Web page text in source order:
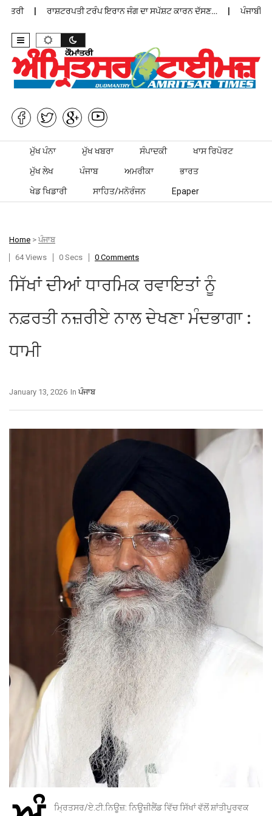
ਰਾਸ਼ਟਰਪਤੀ ਟਰੰਪ ਇਰਾਨ ਜੰਗ ਦਾ ਸਪੱਸ਼ਟ ਕਾਰਨ ਦੱਸਣ… ਪੰਜਾਬੀ
Skip to content
ਮੁੱਖ ਪੰਨਾ ਮੁੱਖ ਖਬਰਾ ਸੰਪਾਦਕੀ ਖਾਸ ਰਿਪੋਰਟ
ਮੁੱਖ ਲੇਖ ਪੰਜਾਬ ਅਮਰੀਕਾ ਭਾਰਤ
ਖੇਡ ਖਿਡਾਰੀ ਸਾਹਿਤ/ਮਨੋਰੰਜਨ Epaper
Home > ਪੰਜਾਬ
64 Views
0 Secs 0 Comments
ਸਿੱਖਾਂ ਦੀਆਂ ਧਾਰਮਿਕ ਰਵਾਇਤਾਂ ਨੂੰ
ਨਫ਼ਰਤੀ ਨਜ਼ਰੀਏ ਨਾਲ ਦੇਖਣਾ ਮੰਦਭਾਗਾ :
ਧਾਮੀ
In ਪੰਜਾਬ
January 13, 2026
ਮ੍ਰਿਤਸਰ/ਏ.ਟੀ.ਨਿਊਜ਼: ਨਿਊਜ਼ੀਲੈਂਡ ਵਿੱਚ ਸਿੱਖਾਂ ਵੱਲੋਂ ਸ਼ਾਂਤੀਪੂਰਵਕ